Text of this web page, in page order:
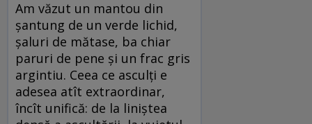
Am văzut un mantou din
şantung de un verde lichid,
şaluri de mătase, ba chiar
paruri de pene şi un frac gris
argintiu. Ceea ce asculţi e
adesea atît extraordinar,
încît unifică: de la liniştea